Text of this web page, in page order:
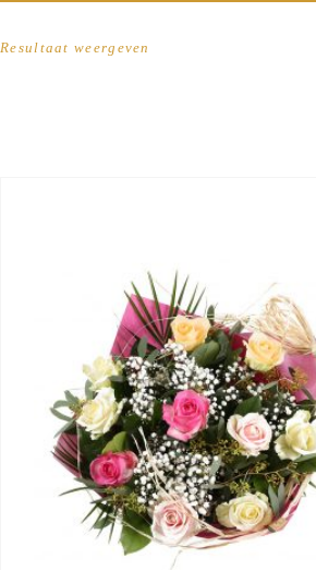
Resultaat weergeven